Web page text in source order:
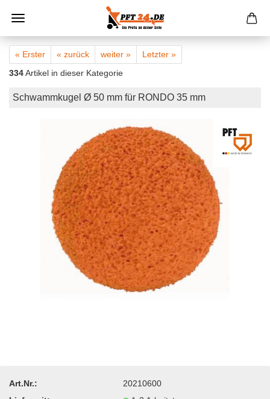
« Erster « zurück weiter »
Letzter »
334Artikel in dieser Kategorie
Schwammkugel Ø 50 mm für RONDO 35 mm
Art.Nr.:
20210600